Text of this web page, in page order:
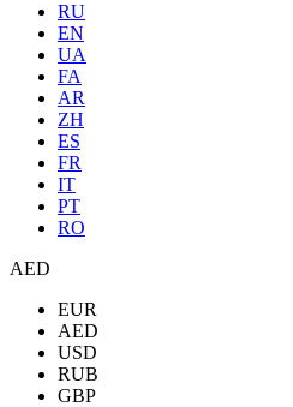
RU
EN
UA
FA
AR
ZH
ES
FR
IT
PT
RO
AED
EUR
AED
USD
RUB
GBP